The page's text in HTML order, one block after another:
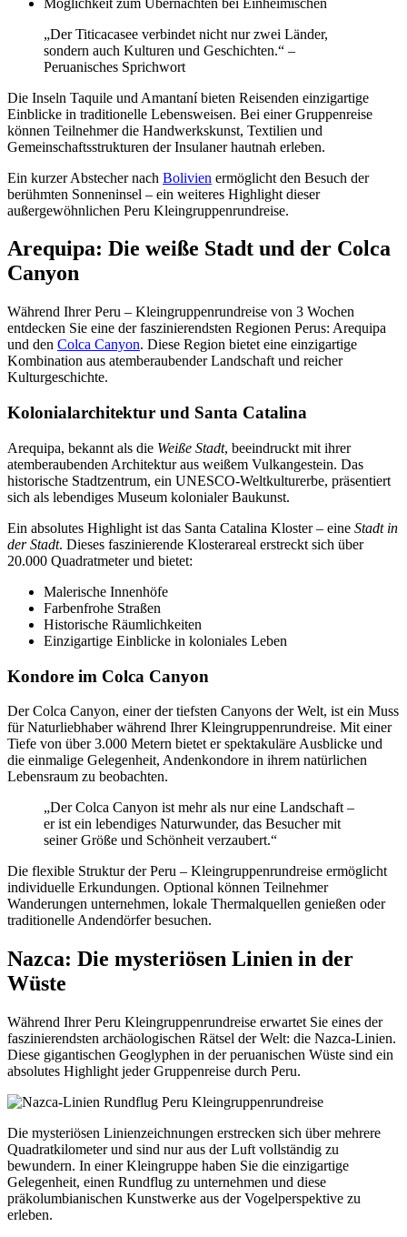
„Der Titicacasee verbindet nicht nur zwei Länder,
sondern auch Kulturen und Geschichten.“ –
Peruanisches Sprichwort
Die Inseln Taquile und Amantaní bieten Reisenden einzigartige
Einblicke in traditionelle Lebensweisen. Bei einer Gruppenreise
können Teilnehmer die Handwerkskunst, Textilien und
Gemeinschaftsstrukturen der Insulaner hautnah erleben.
Ein kurzer Abstecher nach Bolivien ermöglicht den Besuch der
berühmten Sonneninsel – ein weiteres Highlight dieser
außergewöhnlichen Peru Kleingruppenrundreise.
Arequipa: Die weiße Stadt und der Colca
Canyon
Während Ihrer Peru – Kleingruppenrundreise von 3 Wochen
entdecken Sie eine der faszinierendsten Regionen Perus: Arequipa
und den Colca Canyon. Diese Region bietet eine einzigartige
Kombination aus atemberaubender Landschaft und reicher
Kulturgeschichte.
Kolonialarchitektur und Santa Catalina
Arequipa, bekannt als die Weiße Stadt, beeindruckt mit ihrer
atemberaubenden Architektur aus weißem Vulkangestein. Das
historische Stadtzentrum, ein UNESCO-Weltkulturerbe, präsentiert
sich als lebendiges Museum kolonialer Baukunst.
Ein absolutes Highlight ist das Santa Catalina Kloster – eine Stadt in
der Stadt. Dieses faszinierende Klosterareal erstreckt sich über
20.000 Quadratmeter und bietet:
Malerische Innenhöfe
Farbenfrohe Straßen
Historische Räumlichkeiten
Einzigartige Einblicke in koloniales Leben
Kondore im Colca Canyon
Der Colca Canyon, einer der tiefsten Canyons der Welt, ist ein Muss
für Naturliebhaber während Ihrer Kleingruppenrundreise. Mit einer
Tiefe von über 3.000 Metern bietet er spektakuläre Ausblicke und
die einmalige Gelegenheit, Andenkondore in ihrem natürlichen
Lebensraum zu beobachten.
„Der Colca Canyon ist mehr als nur eine Landschaft –
er ist ein lebendiges Naturwunder, das Besucher mit
seiner Größe und Schönheit verzaubert.“
Die flexible Struktur der Peru – Kleingruppenrundreise ermöglicht
individuelle Erkundungen. Optional können Teilnehmer
Wanderungen unternehmen, lokale Thermalquellen genießen oder
traditionelle Andendörfer besuchen.
Nazca: Die mysteriösen Linien in der
Wüste
Während Ihrer Peru Kleingruppenrundreise erwartet Sie eines der
faszinierendsten archäologischen Rätsel der Welt: die Nazca-Linien.
Diese gigantischen Geoglyphen in der peruanischen Wüste sind ein
absolutes Highlight jeder Gruppenreise durch Peru.
Die mysteriösen Linienzeichnungen erstrecken sich über mehrere
Quadratkilometer und sind nur aus der Luft vollständig zu
bewundern. In einer Kleingruppe haben Sie die einzigartige
Gelegenheit, einen Rundflug zu unternehmen und diese
präkolumbianischen Kunstwerke aus der Vogelperspektive zu
erleben.